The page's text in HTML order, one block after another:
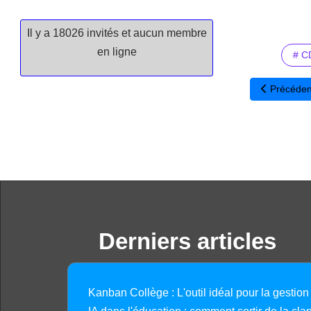
Il y a 18026 invités et aucun membre
en ligne
#
Article
Derniers articles
Kanban Collège : L'outil idéal pour la